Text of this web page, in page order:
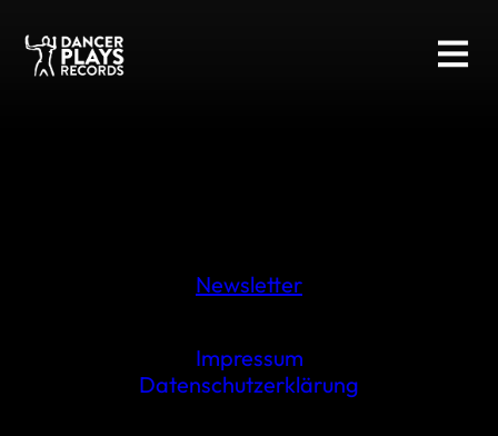
Newsletter
Impressum
Datenschutzerklärung